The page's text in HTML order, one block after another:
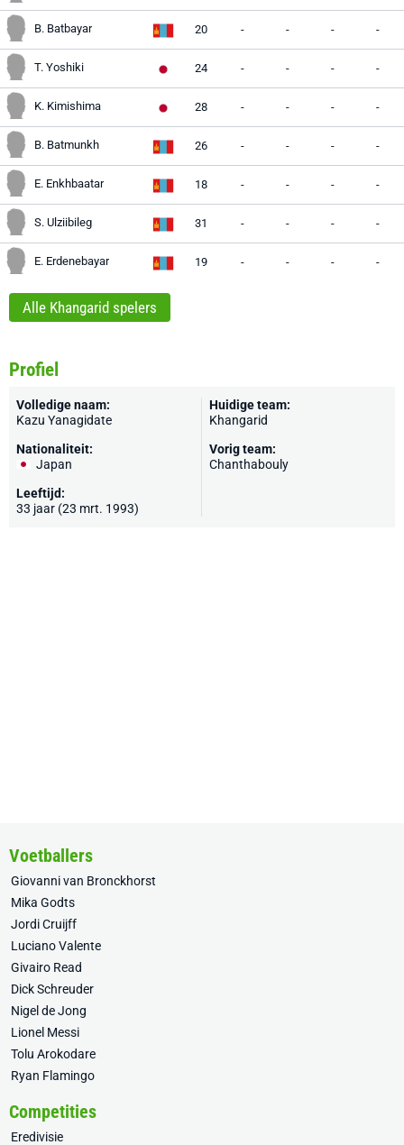
B. Batbayar 20 - - - -
T. Yoshiki 24 - - - -
K. Kimishima 28 - - - -
B. Batmunkh 26 - - - -
E. Enkhbaatar 18 - - - -
S. Ulziibileg 31 - - - -
E. Erdenebayar 19 - - - -
Alle Khangarid spelers
Profiel
Volledige naam:
Kazu Yanagidate
Nationaliteit:
Japan
Leeftijd:
33 jaar (23 mrt. 1993)
Huidige team:
Khangarid
Vorig team:
Chanthabouly
Voetballers
Giovanni van Bronckhorst
Mika Godts
Jordi Cruijff
Luciano Valente
Givairo Read
Dick Schreuder
Nigel de Jong
Lionel Messi
Tolu Arokodare
Ryan Flamingo
Competities
Eredivisie